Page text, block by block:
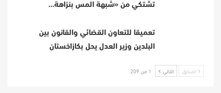
تشتكي من «شبهة المس بنزاهة…
تعميقا للتعاون القضائي والقانون بين
البلدين وزير العدل يحل بكازاخستان
السابق التالي 1 من 209